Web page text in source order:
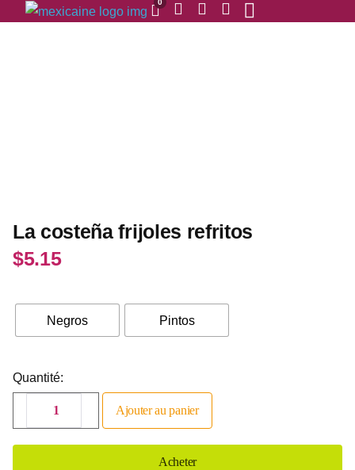
La costeña frijoles refritos
$5.15
Negros Pintos
Quantité:
Ajouter au panier
Acheter